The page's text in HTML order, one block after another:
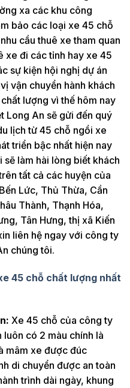
xa các khu công
bảo các loại xe 45 chỗ
cầu thuê xe tham quan
xe đi các tỉnh hay xe 45
sự kiện hội nghị dự án
vận chuyển hành khách
lượng vì thế hôm nay
Long An sẽ gửi đến quý
lịch từ 45 chỗ ngồi xe
triển bậc nhất hiện nay
làm hài lòng biết khách
tất cả các huyện của
Lức, Thủ Thừa, Cần
Thành, Thạnh Hóa,
Tân Hưng, thị xã Kiến
liên hệ ngay với công ty
chúng tôi.
45 chỗ chất lượng nhất
Xe 45 chỗ của công ty
có 2 màu chính là
mâm xe được đúc
di chuyển được an toàn
trình dài ngày, khung